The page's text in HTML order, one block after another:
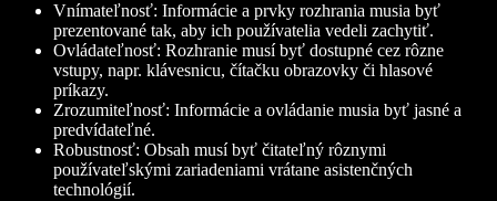
Vnímateľnosť: Informácie a prvky rozhrania musia byť
prezentované tak, aby ich používatelia vedeli zachytiť.
Ovládateľnosť: Rozhranie musí byť dostupné cez rôzne
vstupy, napr. klávesnicu, čítačku obrazovky či hlasové
príkazy.
Zrozumiteľnosť: Informácie a ovládanie musia byť jasné a
predvídateľné.
Robustnosť: Obsah musí byť čitateľný rôznymi
používateľskými zariadeniami vrátane asistenčných
technológií.